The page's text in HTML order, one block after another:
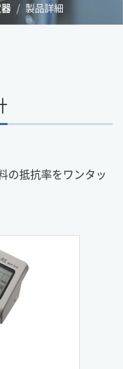
器 製品詳細
の抵抗率をワンタッ